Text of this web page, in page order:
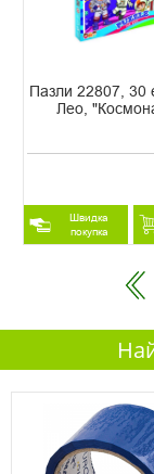
Пазли 22807, 30
Лео,
Швидка
покупка